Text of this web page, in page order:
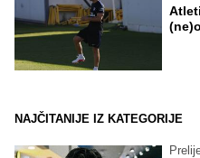
NAJČITANIJE IZ KATEGORIJE